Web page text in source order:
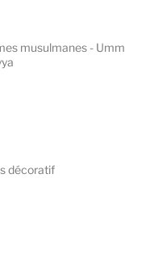
musulmanes - Umm
décoratif